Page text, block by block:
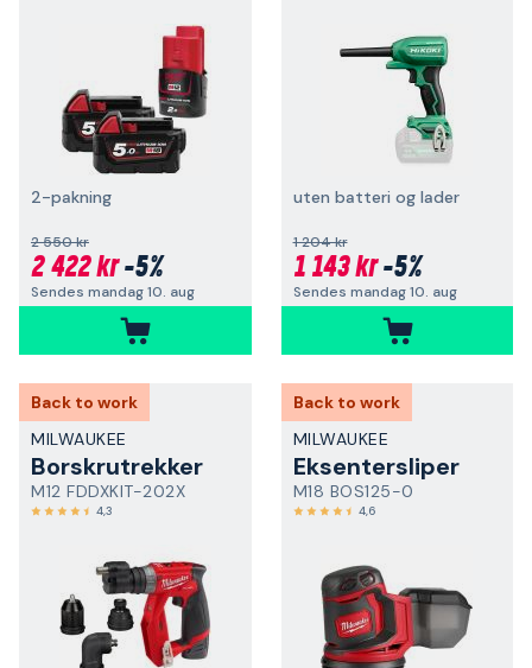
2-pakning
2 550 kr
2 422 kr-5%
Sendes mandag 10. aug
uten batteri og lader
1 204 kr
1 143 kr-5%
Sendes mandag 10. aug
Back to work
MILWAUKEE
Borskrutrekker
M12 FDDXKIT-202X
4,3
Back to work
MILWAUKEE
Eksentersliper
M18 BOS125-0
4,6